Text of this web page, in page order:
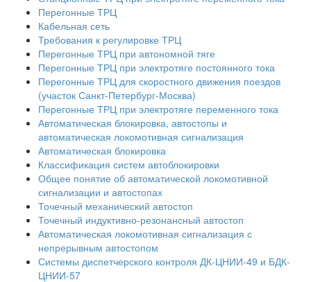
Перегонные ТРЦ
Кабельная сеть
Требования к регулировке ТРЦ
Перегонные ТРЦ при автономной тяге
Перегонные ТРЦ при электротяге постоянного тока
Перегонные ТРЦ для скоростного движения поездов
(участок Санкт-Петербург-Москва)
Перегонные ТРЦ при электротяге переменного тока
Автоматическая блокировка, автостопы и
автоматическая локомотивная сигнализация
Автоматическая блокировка
Классификация систем автоблокировки
Общее понятие об автоматической локомотивной
сигнализации и автостопах
Точечный механический автостоп
Точечный индуктивно-резонансный автостоп
Автоматическая локомотивная сигнализация с
непрерывным автостопом
Системы диспетчерского контроля ДК-ЦНИИ-49 и БДК-
ЦНИИ-57